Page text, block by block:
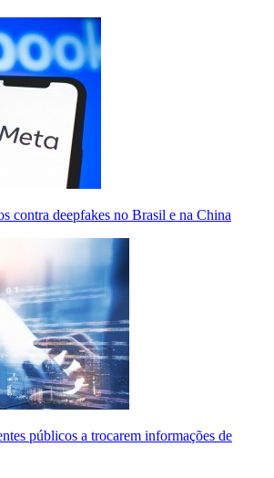
contra deepfakes no Brasil e na China
públicos a trocarem informações de